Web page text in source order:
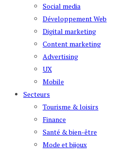
Social media
Développement Web
Digital marketing
Content marketing
Advertising
UX
Mobile
Secteurs
Tourisme & loisirs
Finance
Santé & bien-être
Mode et bijoux